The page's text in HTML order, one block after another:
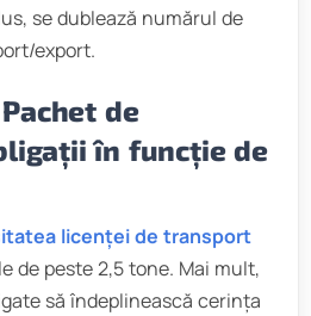
se dublează numărul de
export.
de
în funcție de
licenței de transport
de peste 2,5 tone. Mai mult,
să îndeplinească cerința